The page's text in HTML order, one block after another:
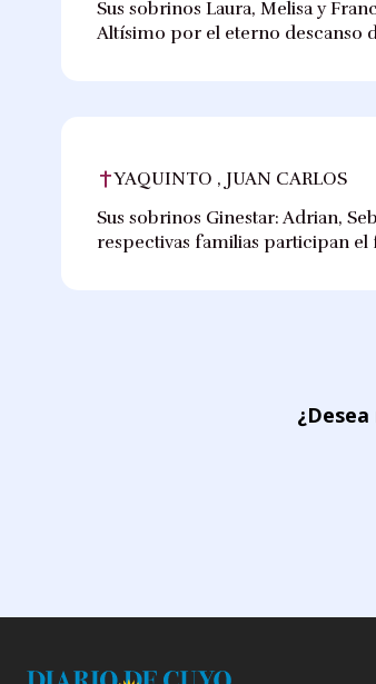
Sus sobrinos Laura, Melisa y
Altísimo por el eterno descanso
YAQUINTO , JUAN CARLOS
Sus sobrinos Ginestar: Adrian,
respectivas familias participan el